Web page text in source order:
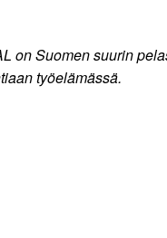
on Suomen suurin
työelämässä.